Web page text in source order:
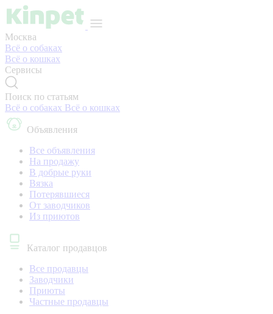
Москва
Всё о собаках
Всё о кошках
Сервисы
Поиск по статьям
Всё о собаках Всё о кошках
Объявления
Все объявления
На продажу
В добрые руки
Вязка
Потерявшиеся
От заводчиков
Из приютов
Каталог продавцов
Все продавцы
Заводчики
Приюты
Частные продавцы